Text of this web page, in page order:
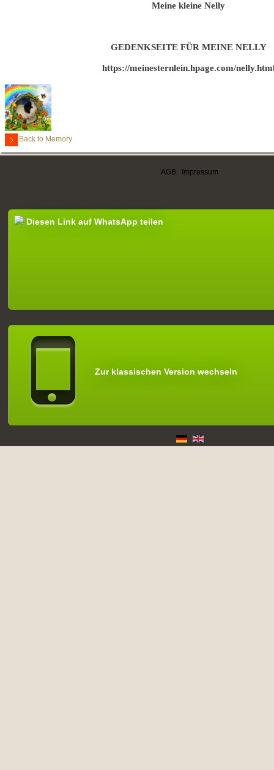
Meine kleine Nelly
GEDENKSEITE FÜR MEINE NELLY
https://meinesternlein.hpage.com/
Back to Memory
AGB Impressum
Diesen Link auf WhatsApp teilen
Zur klassischen Version wechseln